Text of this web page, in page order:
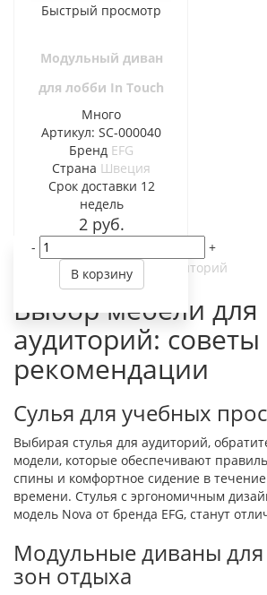
Быстрый просмотр
Модульный диван
для лобби In Touch
Много
Артикул: SC-000040
Бренд EFG
Страна Швеция
Cрок доставки 12
недель
2руб.
-
+
В корзину
Лекционные столы для аудиторий
Выбор мебели для
аудиторий: советы
рекомендации
Cулья для учебных
Выбирая стулья для аудиторий,
модели, которые обеспечивают
спины и комфортное сидение в течение
времени. Стулья с эргономичным
модель Nova от бренда EFG, станут
Модульные диваны
зон отдыха